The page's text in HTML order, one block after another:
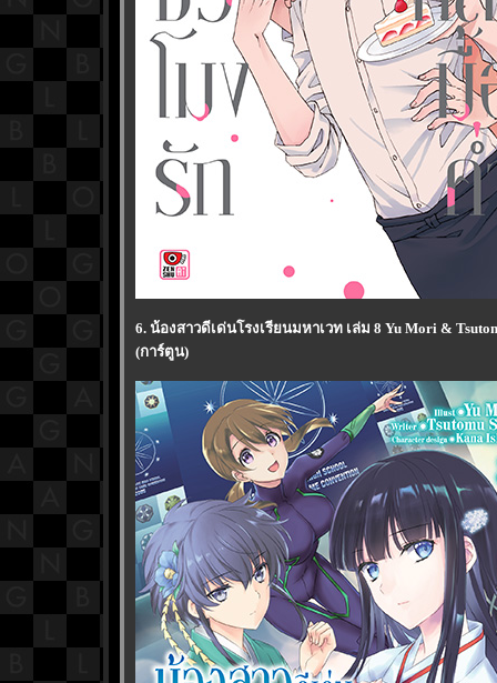
6. น้องสาวดีเด่นโรงเรียนมหาเวท เล่ม 8 Yu Mori &
(การ์ตูน)